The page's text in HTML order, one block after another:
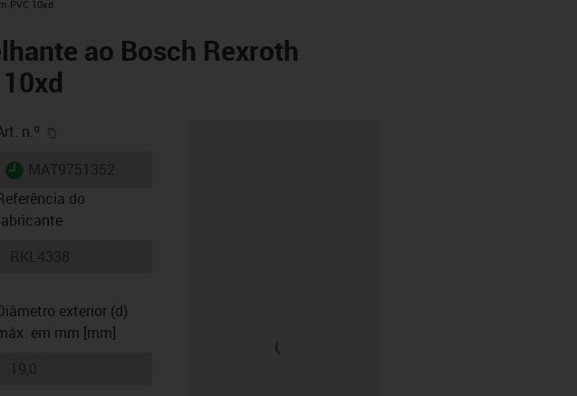
PVC 10xd
ao Bosch Rexroth
n.º
igus-icon-lieferzeit
do
exterior (d)
em mm [mm]